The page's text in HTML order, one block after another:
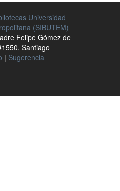
Universidad
(SIBUTEM)
Felipe Gómez de
Santiago
| Sugerencia